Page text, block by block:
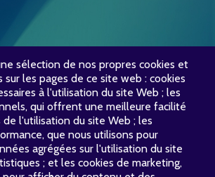
sélection de nos propres cookies et
sur les pages de ce site web : cookies
à l'utilisation du site Web ; les
qui offrent une meilleure facilité
l'utilisation du site Web ; les
que nous utilisons pour
agrégées sur l'utilisation du site
; et les cookies de marketing,